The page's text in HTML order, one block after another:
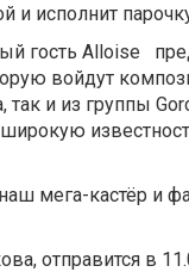
и исполнит
гость Alloise
войдут
так и из группы
мега-кастёр и
отправится в